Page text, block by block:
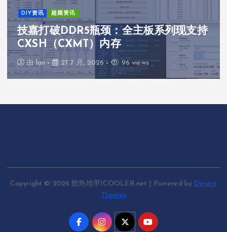
DIY资讯 超频资讯
技嘉打破DDR5瓶颈：全主板系列现支持
CXSH（CXMT）内存
由lan 27 7 月, 2026 96 views
Copyright © 2026 散热地带ICOOLER.net | Powered by Desert
Themes